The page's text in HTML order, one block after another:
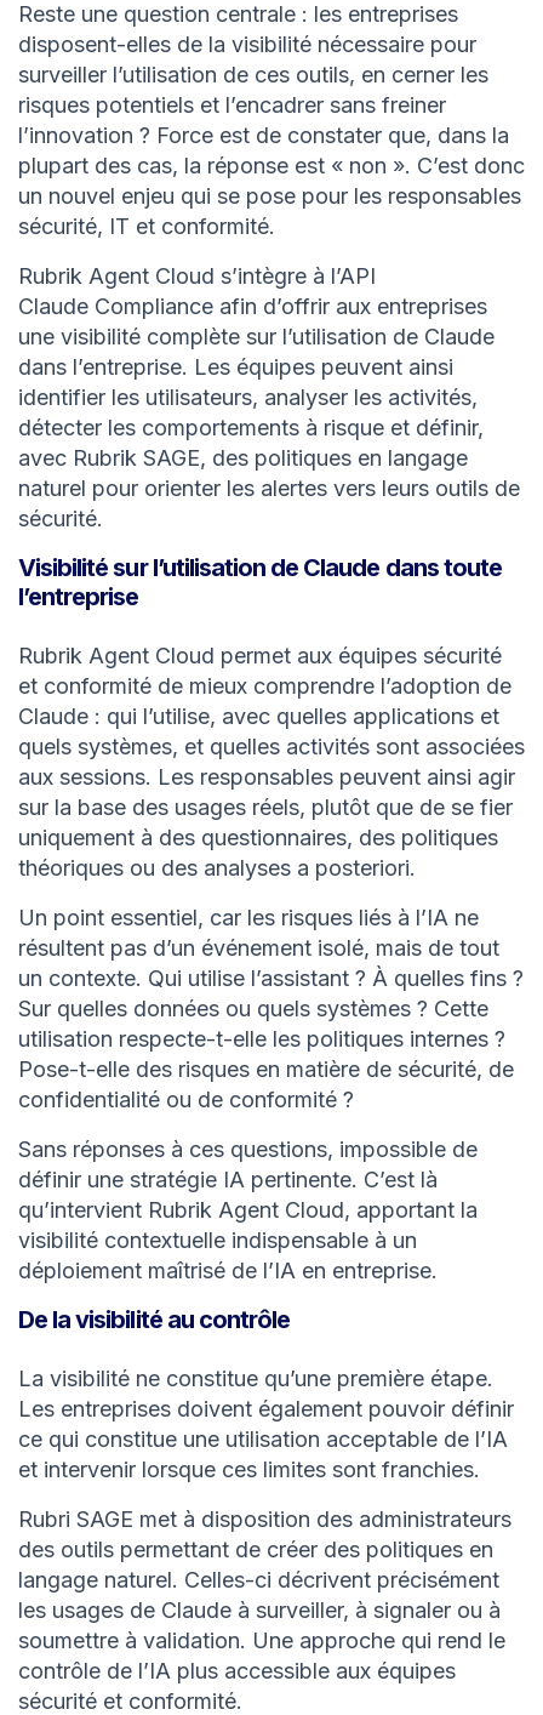
Reste une question centrale : les entreprises
disposent-elles de la visibilité nécessaire pour
surveiller l’utilisation de ces outils, en cerner les
risques potentiels et l’encadrer sans freiner
l’innovation ? Force est de constater que, dans la
plupart des cas, la réponse est « non ». C’est donc
un nouvel enjeu qui se pose pour les responsables
sécurité, IT et conformité.
Rubrik Agent Cloud s’intègre à l’API
Claude Compliance afin d’offrir aux entreprises
une visibilité complète sur l’utilisation de Claude
dans l’entreprise. Les équipes peuvent ainsi
identifier les utilisateurs, analyser les activités,
détecter les comportements à risque et définir,
avec Rubrik SAGE, des politiques en langage
naturel pour orienter les alertes vers leurs outils de
sécurité.
Visibilité sur l’utilisation de Claude dans toute
l’entreprise
Rubrik Agent Cloud permet aux équipes sécurité
et conformité de mieux comprendre l’adoption de
Claude : qui l’utilise, avec quelles applications et
quels systèmes, et quelles activités sont associées
aux sessions. Les responsables peuvent ainsi agir
sur la base des usages réels, plutôt que de se fier
uniquement à des questionnaires, des politiques
théoriques ou des analyses a posteriori.
Un point essentiel, car les risques liés à l’IA ne
résultent pas d’un événement isolé, mais de tout
un contexte. Qui utilise l’assistant ? À quelles fins ?
Sur quelles données ou quels systèmes ? Cette
utilisation respecte-t-elle les politiques internes ?
Pose-t-elle des risques en matière de sécurité, de
confidentialité ou de conformité ?
Sans réponses à ces questions, impossible de
définir une stratégie IA pertinente. C’est là
qu’intervient Rubrik Agent Cloud, apportant la
visibilité contextuelle indispensable à un
déploiement maîtrisé de l’IA en entreprise.
De la visibilité au contrôle
La visibilité ne constitue qu’une première étape.
Les entreprises doivent également pouvoir définir
ce qui constitue une utilisation acceptable de l’IA
et intervenir lorsque ces limites sont franchies.
Rubri SAGE met à disposition des administrateurs
des outils permettant de créer des politiques en
langage naturel. Celles-ci décrivent précisément
les usages de Claude à surveiller, à signaler ou à
soumettre à validation. Une approche qui rend le
contrôle de l’IA plus accessible aux équipes
sécurité et conformité.